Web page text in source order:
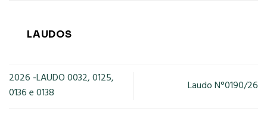
LAUDOS
2026 -LAUDO 0032, 0125,
0136 e 0138
Laudo N°0190/26